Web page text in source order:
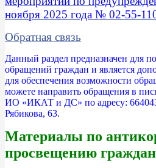
ноября 2025 года № 02-55-
Обратная связь
Данный раздел предназначен для
обращений граждан и является
для обеспечения возможности
можете направить обращения в
ИО «ИКАТ и ДС» по адресу:
Рябикова, 63.
Материалы по
просвещению граждан